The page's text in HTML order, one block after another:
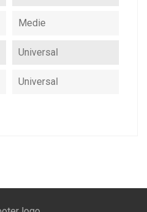
Medie
Universal
Universal